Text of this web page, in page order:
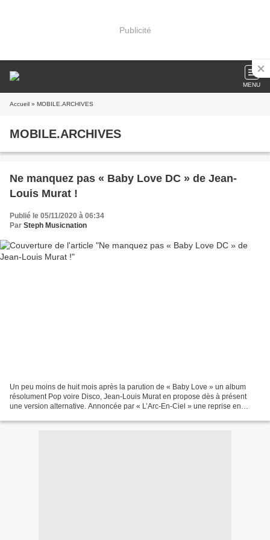
Publicité
MENU
Accueil » MOBILE.ARCHIVES
MOBILE.ARCHIVES
Ne manquez pas « Baby Love DC » de Jean-
Louis Murat !
Publié le 05/11/2020 à 06:34
Par Steph Musicnation
Un peu moins de huit mois après la parution de « Baby Love » un album
résolument Pop voire Disco, Jean-Louis Murat en propose dès à présent
une version alternative. Annoncée par « L’Arc-En-Ciel » une reprise en